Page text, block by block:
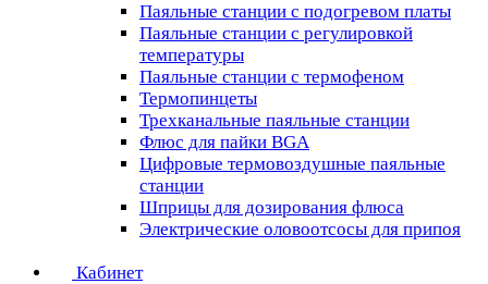
Паяльные станции с подогревом платы
Паяльные станции с регулировкой
температуры
Паяльные станции с термофеном
Термопинцеты
Трехканальные паяльные станции
Флюс для пайки BGA
Цифровые термовоздушные паяльные
станции
Шприцы для дозирования флюса
Электрические оловоотсосы для припоя
Кабинет